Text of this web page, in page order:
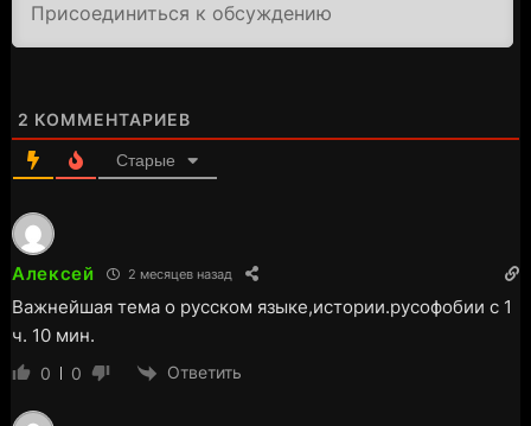
2 КОММЕНТАРИЕВ
Старые
Алексей 2 месяцев назад
Важнейшая тема о русском языке,истории.русофобии с 1
ч. 10 мин.
0 0 Ответить